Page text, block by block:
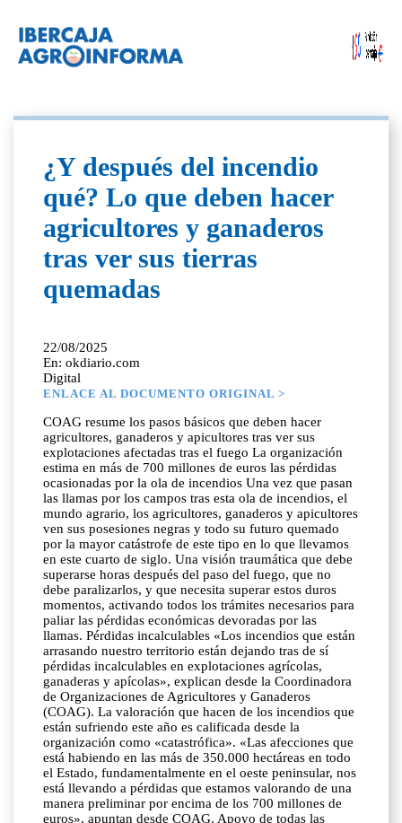
¿Y después del incendio
qué? Lo que deben hacer
agricultores y ganaderos
tras ver sus tierras
quemadas
22/08/2025
En: okdiario.com
Digital
ENLACE AL DOCUMENTO ORIGINAL >
COAG resume los pasos básicos que deben hacer
agricultores, ganaderos y apicultores tras ver sus
explotaciones afectadas tras el fuego La organización
estima en más de 700 millones de euros las pérdidas
ocasionadas por la ola de incendios Una vez que pasan
las llamas por los campos tras esta ola de incendios, el
mundo agrario, los agricultores, ganaderos y apicultores
ven sus posesiones negras y todo su futuro quemado
por la mayor catástrofe de este tipo en lo que llevamos
en este cuarto de siglo. Una visión traumática que debe
superarse horas después del paso del fuego, que no
debe paralizarlos, y que necesita superar estos duros
momentos, activando todos los trámites necesarios para
paliar las pérdidas económicas devoradas por las
llamas. Pérdidas incalculables «Los incendios que están
arrasando nuestro territorio están dejando tras de sí
pérdidas incalculables en explotaciones agrícolas,
ganaderas y apícolas», explican desde la Coordinadora
de Organizaciones de Agricultores y Ganaderos
(COAG). La valoración que hacen de los incendios que
están sufriendo este año es calificada desde la
organización como «catastrófica». «Las afecciones que
está habiendo en las más de 350.000 hectáreas en todo
el Estado, fundamentalmente en el oeste peninsular, nos
está llevando a pérdidas que estamos valorando de una
manera preliminar por encima de los 700 millones de
euros», apuntan desde COAG. Apoyo de todas las